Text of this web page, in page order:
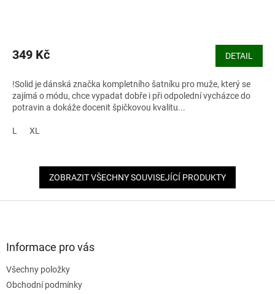
349 Kč DETAIL
!Solid je dánská značka kompletního šatníku pro muže, který se
zajímá o módu, chce vypadat dobře i při odpolední vycházce do
potravin a dokáže docenit špičkovou kvalitu...
L XL
ZOBRAZIT VŠECHNY SOUVISEJÍCÍ PRODUKTY
Informace pro vás
Všechny položky
Obchodní podmínky